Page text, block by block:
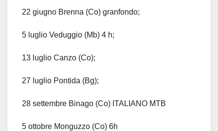
22 giugno Brenna (Co) granfondo;
5 luglio Veduggio (Mb) 4 h;
13 luglio Canzo (Co);
27 luglio Pontida (Bg);
28 settembre Binago (Co) ITALIANO MTB
5 ottobre Monguzzo (Co) 6h